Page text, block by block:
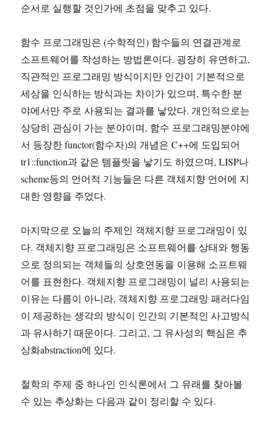
순서로 실행할 것인가에 초점을 맞추고 있다.
함수 프로그래밍은 (수학적인) 함수들의 연결관계로
소프트웨어를 작성하는 방법론이다. 굉장히 유연하고,
직관적인 프로그래밍 방식이지만 인간이 기본적으로
세상을 인식하는 방식과는 차이가 있으며, 특수한 분
야에서만 주로 사용되는 결과를 낳았다. 개인적으로는
상당히 관심이 가는 분야이며, 함수 프로그래밍분야에
서 등장한 functor(함수자)의 개념은 C++에 도입되어
tr1::function과 같은 템플릿을 낳기도 하였으며, LISP나
scheme등의 언어적 기능들은 다른 객체지향 언어에 지
대한 영향을 주었다.
마지막으로 오늘의 주제인 객체지향 프로그래밍이 있
다. 객체지향 프로그래밍은 소프트웨어를 상태와 행동
으로 정의되는 객체들의 상호연동을 이용해 소프트웨
어를 표현한다. 객체지향 프로그래밍이 널리 사용되는
이유는 다름이 아니라, 객체지향 프로그래밍 패러다임
이 제공하는 생각의 방식이 인간의 기본적인 사고방식
과 유사하기 때문이다. 그리고, 그 유사성의 핵심은 추
상화abstraction에 있다.
철학의 주제 중 하나인 인식론에서 그 유래를 찾아볼
수 있는 추상화는 다음과 같이 정리할 수 있다.